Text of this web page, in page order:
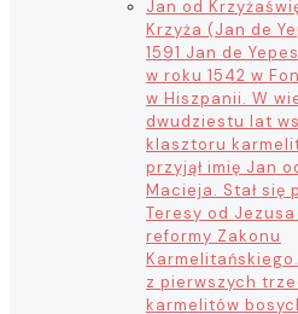
Jan od Krzyża
Krzyża (Jan de
1591 Jan de
w roku 1542 w
w Hiszpanii. W
dwudziestu lat
klasztoru
przyjął imię Jan
Macieja. Stał się
Teresy od
reformy Zakonu
Karmelitańskiego.
z pierwszych
karmelitów